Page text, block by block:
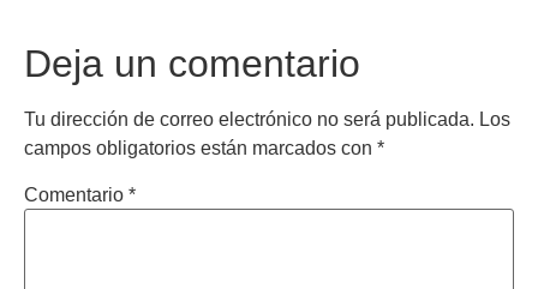
Deja un comentario
Tu dirección de correo electrónico no será publicada. Los
campos obligatorios están marcados con *
Comentario *